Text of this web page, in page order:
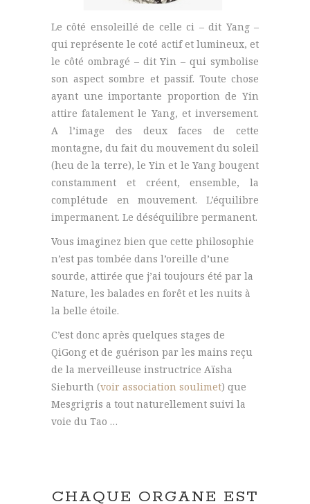
Le côté ensoleillé de celle ci – dit Yang –
qui représente le coté actif et lumineux, et
le côté ombragé – dit Yin – qui symbolise
son aspect sombre et passif. Toute chose
ayant une importante proportion de Yin
attire fatalement le Yang, et inversement.
A l’image des deux faces de cette
montagne, du fait du mouvement du soleil
(heu de la terre), le Yin et le Yang bougent
constamment et créent, ensemble, la
complétude en mouvement. L’équilibre
impermanent. Le déséquilibre permanent.
Vous imaginez bien que cette philosophie
n’est pas tombée dans l’oreille d’une
sourde, attirée que j’ai toujours été par la
Nature, les balades en forêt et les nuits à
la belle étoile.
C’est donc après quelques stages de
QiGong et de guérison par les mains reçu
de la merveilleuse instructrice Aïsha
Sieburth (voir association soulimet) que
Mesgrigris a tout naturellement suivi la
voie du Tao …
CHAQUE ORGANE EST